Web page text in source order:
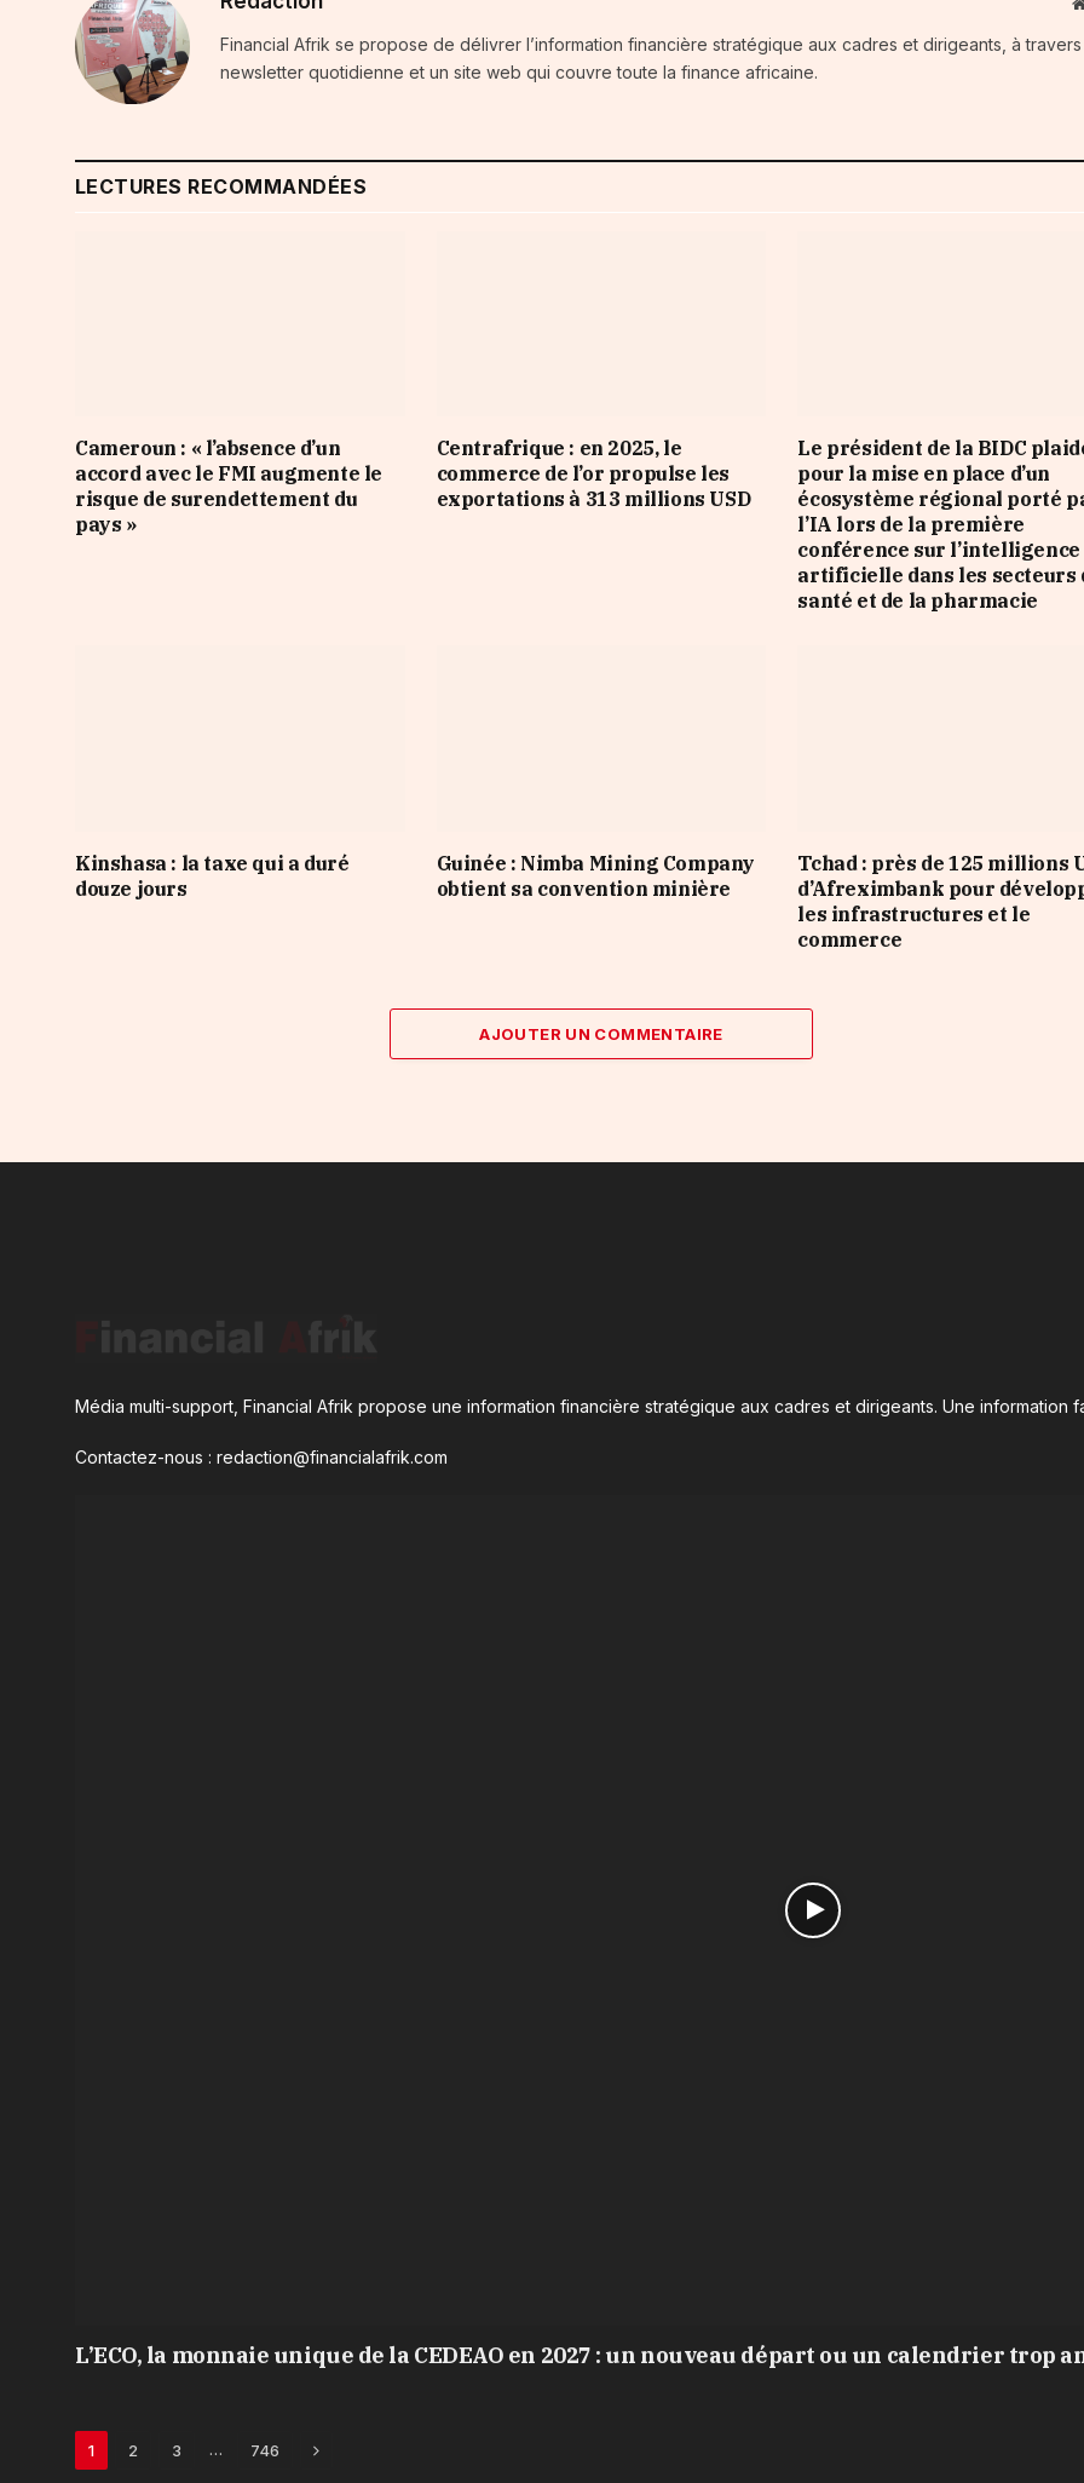
Financial Afrik se propose de délivrer l’information financière stratégique aux cadres et dirigeants, à
newsletter quotidienne et un site web qui couvre toute la finance africaine.
LECTURES RECOMMANDÉES
Cameroun : « l’absence d’un
accord avec le FMI augmente le
risque de surendettement du
pays »
Centrafrique : en 2025, le
commerce de l’or propulse les
exportations à 313 millions USD
Le président de la BIDC
pour la mise en place d’un
écosystème régional porté
l’IA lors de la première
conférence sur l’intelligence
artificielle dans les secteurs
santé et de la pharmacie
Kinshasa : la taxe qui a duré
douze jours
Guinée : Nimba Mining Company
obtient sa convention minière
Tchad : près de 125 millions
d’Afreximbank pour
les infrastructures et le
commerce
AJOUTER UN COMMENTAIRE
Média multi-support, Financial Afrik propose une information financière stratégique aux cadres et dirigeants. Une information
Contactez-nous : redaction@financialafrik.com
L’ECO, la monnaie unique de la CEDEAO en 2027 : un nouveau départ ou un calendrier trop
1 2 3 … 746 Next